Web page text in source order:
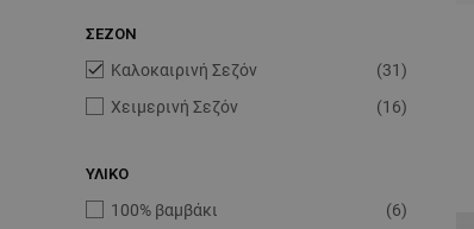
ΣΕΖΟΝ
 Καλοκαιρινή Σεζόν
(31)
Χειμερινή Σεζόν
(16)
ΥΛΙΚΟ
100% βαμβάκι
(6)